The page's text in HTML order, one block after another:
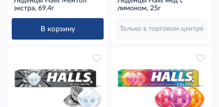
экстра, 69.4г
В корзину
лимоном, 25г
Только в торговом центре